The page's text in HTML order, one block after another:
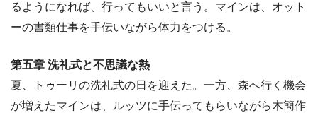
るようになれば、行ってもいいと言う。マインは、オット
ーの書類仕事を手伝いながら体力をつける。
第五章 洗礼式と不思議な熱
夏、トゥーリの洗礼式の日を迎えた。一方、森へ行く機会
が増えたマインは、ルッツに手伝ってもらいながら木簡作